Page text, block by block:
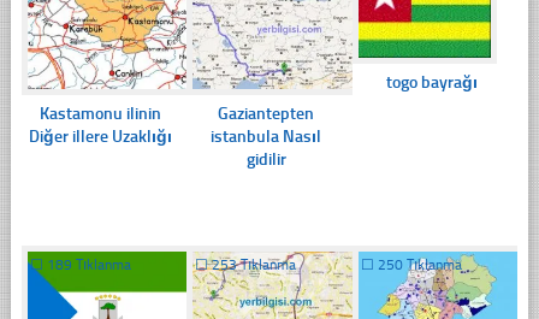
Kastamonu ilinin
Diğer illere Uzaklığı
Gaziantepten
istanbula Nasıl
gidilir
togo bayrağı
☐ 189 Tıklanma ☐253 Tıklanma ☐ 250 Tıklanma